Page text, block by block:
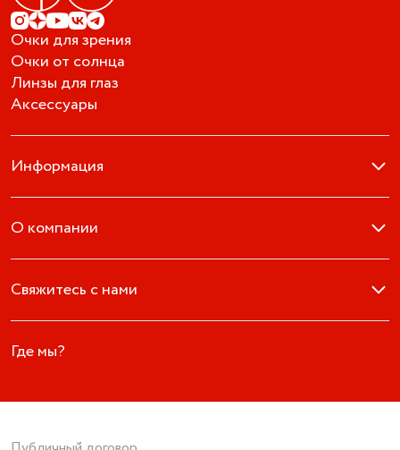
Очки для зрения
Очки от солнца
Линзы для глаз
Аксессуары
Информация
О компании
Свяжитесь с нами
Где мы?